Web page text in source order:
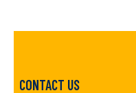
CONTACT US